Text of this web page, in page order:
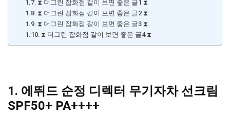
⧗ 더그린 잡화점 같이 보면 좋은 글1 ⧗
⧗ 더그린 잡화점 같이 보면 좋은 글2 ⧗
⧗ 더그린 잡화점 같이 보면 좋은 글3 ⧗
⧗ 더그린 잡화점 같이 보면 좋은 글4 ⧗
1. 에뛰드 순정 디렉터 무기자차 선크림
SPF50+ PA++++